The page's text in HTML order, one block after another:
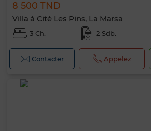
8 500 TND
Villa à Cité Les Pins, La Marsa
3 Ch. 2 Sdb.
Contacter Appelez